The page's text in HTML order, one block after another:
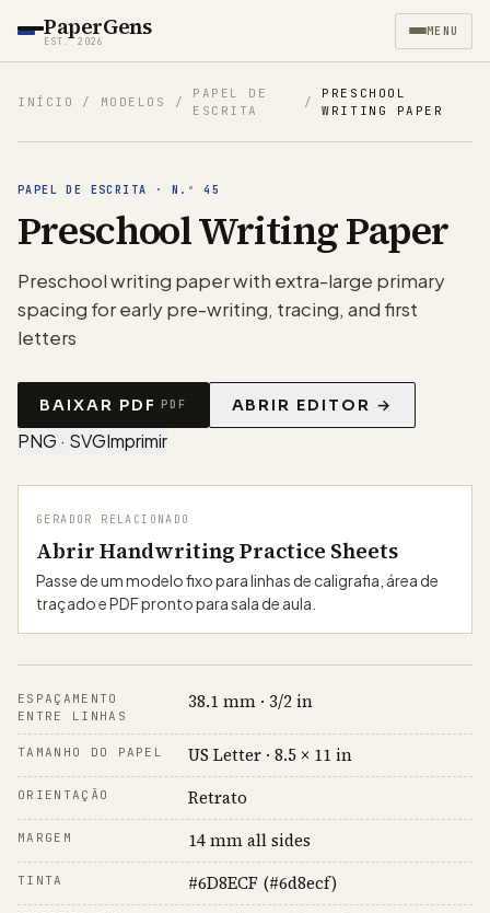
PaperGens
EST. 2026
MENU
INÍCIO / MODELOS /
PAPEL DE
ESCRITA
/
PRESCHOOL
WRITING PAPER
PAPEL DE ESCRITA · N.º 45
Preschool Writing Paper
Preschool writing paper with extra-large primary
spacing for early pre-writing, tracing, and first
letters
BAIXAR PDF PDF ABRIR EDITOR →
PNG · SVGImprimir
GERADOR RELACIONADO
Abrir Handwriting Practice Sheets
Passe de um modelo fixo para linhas de caligrafia, área de
traçado e PDF pronto para sala de aula.
ESPAÇAMENTO
ENTRE LINHAS
38.1 mm · 3/2 in
TAMANHO DO PAPEL US Letter · 8.5 × 11 in
ORIENTAÇÃO Retrato
MARGEM 14 mm all sides
TINTA #6D8ECF (#6d8ecf)